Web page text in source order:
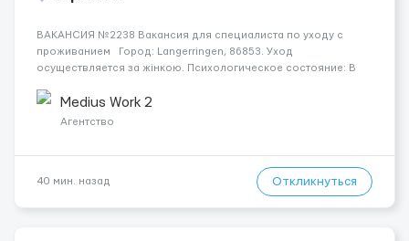
ВАКАНСИЯ №2238 Вакансия для специалиста по уходу с
проживанием Город: Langerringen, 86853. Уход
осуществляется за жінкою. Психологическое состояние: В
(можливість сидіти є). Ночью пациент: Іноді прокидається, не
щодня...
Medius Work 2
Агентство
40 мин. назад Откликнуться